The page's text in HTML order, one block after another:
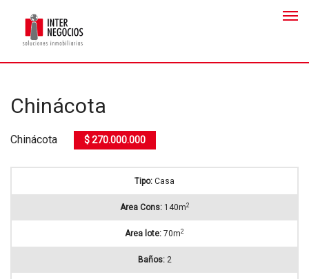
Chinácota
Chinácota $ 270.000.000
Tipo: Casa
Area Cons: 140m2
Area lote: 70m2
Baños: 2